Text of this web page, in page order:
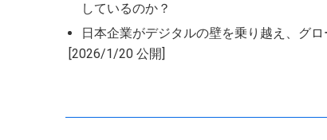
しているのか？
日本企業がデジタルの壁を乗り越え、グ
[2026/1/20 公開]